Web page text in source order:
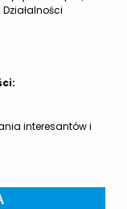
interesantów i